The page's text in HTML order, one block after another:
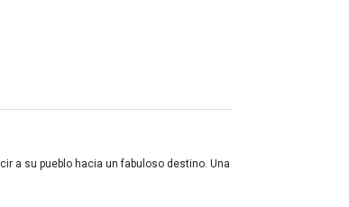
a su pueblo hacia un fabuloso destino. Una